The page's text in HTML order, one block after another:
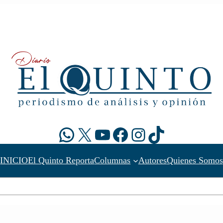
WhatsApp
X YouTube
Facebook
Instagram
TikTok
INICIOEl Quinto ReportaColumnas AutoresQuienes Somos